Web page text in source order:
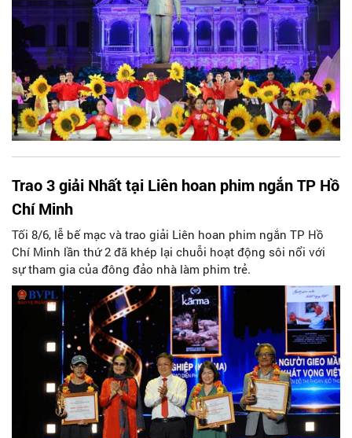
Trao 3 giải Nhất tại Liên hoan phim ngắn TP Hồ
Chí Minh
Tối 8/6, lễ bế mạc và trao giải Liên hoan phim ngắn TP Hồ
Chí Minh lần thứ 2 đã khép lại chuỗi hoạt động sôi nổi với
sự tham gia của đông đảo nhà làm phim trẻ.